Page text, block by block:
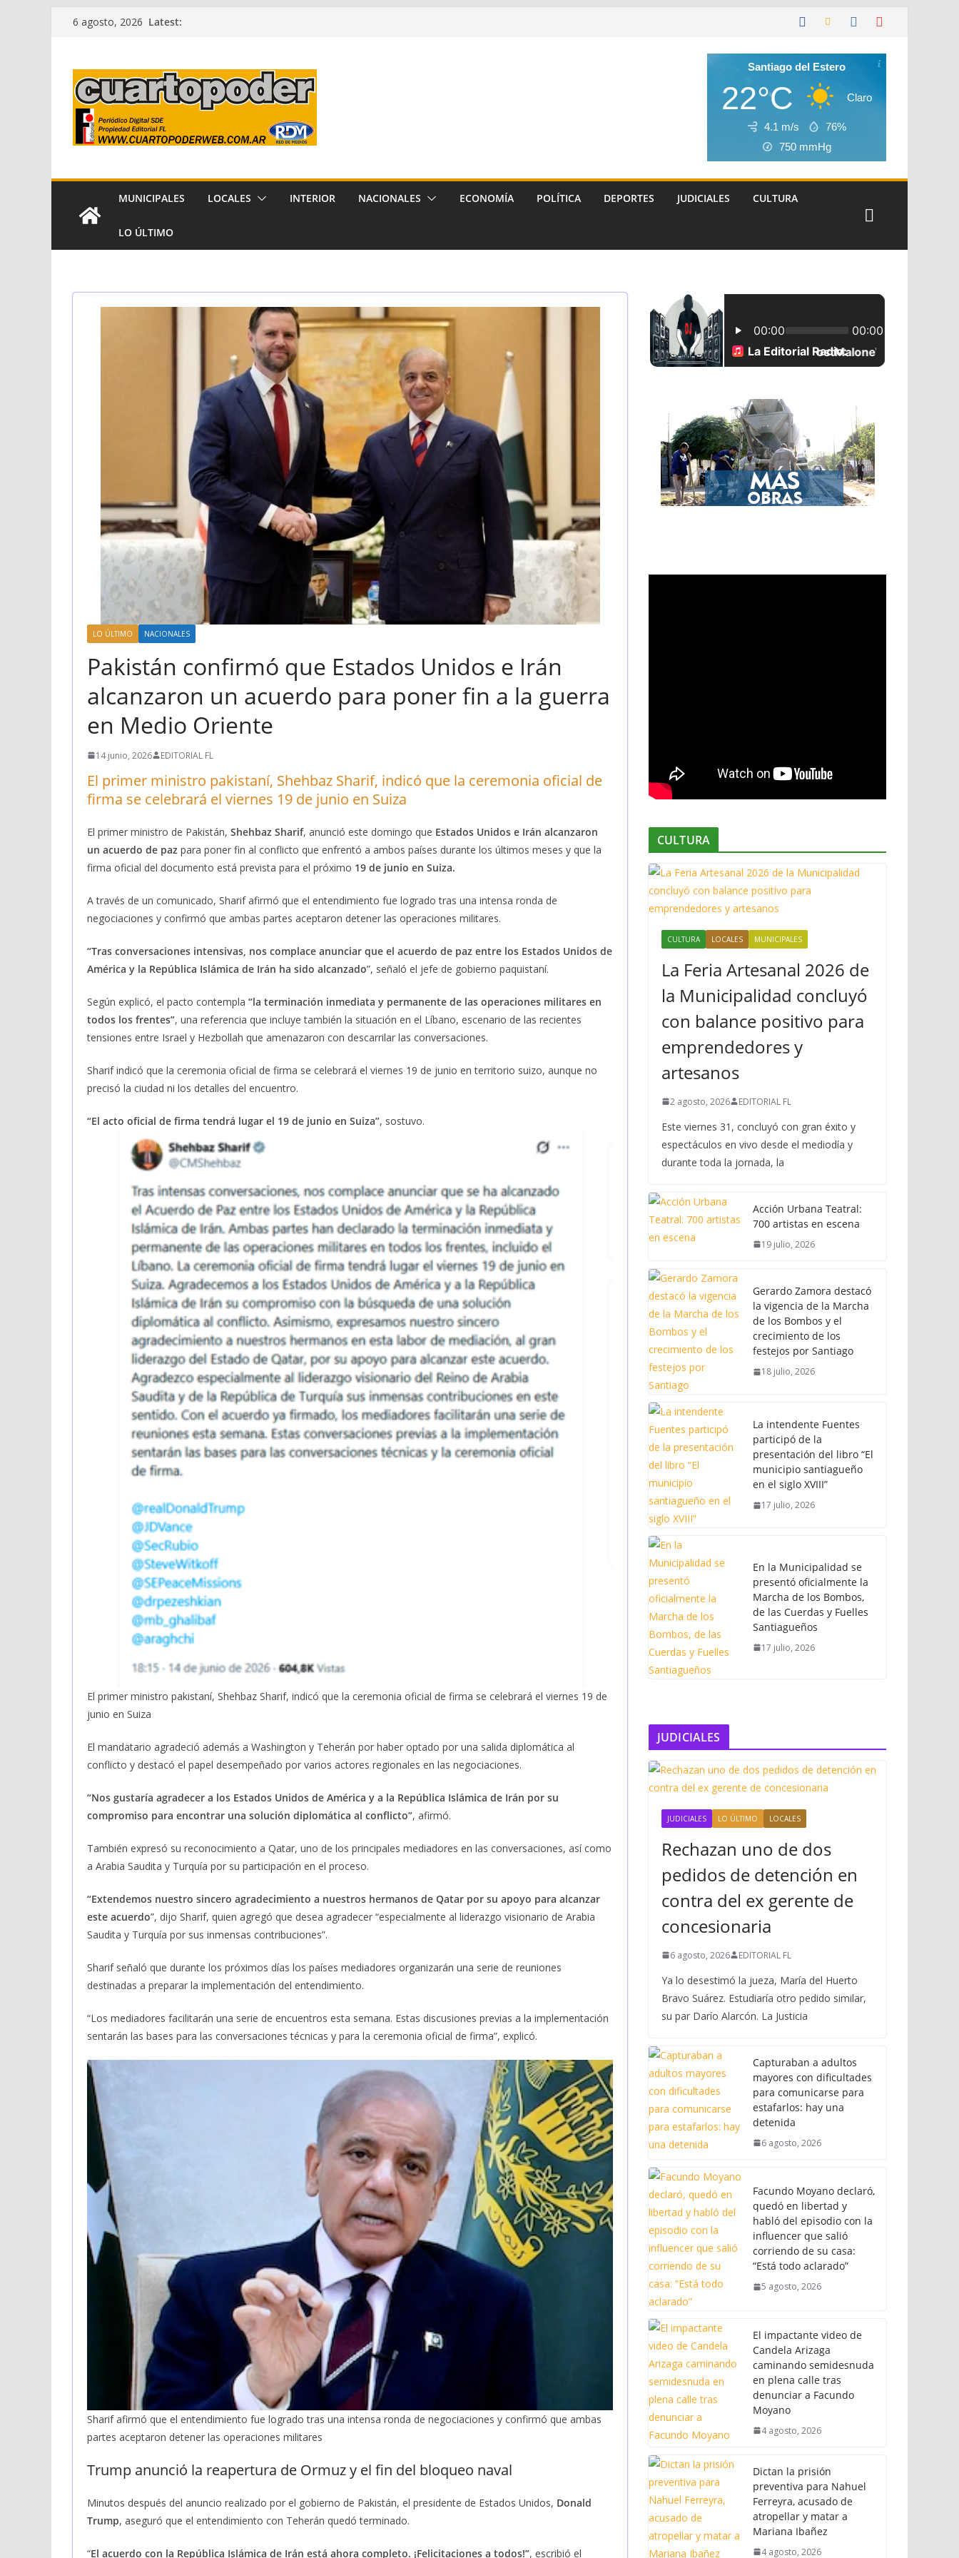
6 agosto, 2026 Latest:
Santiago del Estero
22°C Claro
4.1 m/s
76%
750 mmHg
MUNICIPALES LOCALES INTERIOR NACIONALES ECONOMÍA POLÍTICA DEPORTES JUDICIALES CULTURA
LO ÚLTIMO
LO ÚLTIMO NACIONALES
Pakistán confirmó que Estados Unidos e Irán
alcanzaron un acuerdo para poner fin a la guerra
en Medio Oriente
14 junio, 2026 EDITORIAL FL
El primer ministro pakistaní, Shehbaz Sharif, indicó que la ceremonia oficial de
firma se celebrará el viernes 19 de junio en Suiza
El primer ministro de Pakistán, Shehbaz Sharif, anunció este domingo que Estados Unidos e Irán alcanzaron
un acuerdo de paz para poner fin al conflicto que enfrentó a ambos países durante los últimos meses y que la
firma oficial del documento está prevista para el próximo 19 de junio en Suiza.
A través de un comunicado, Sharif afirmó que el entendimiento fue logrado tras una intensa ronda de
negociaciones y confirmó que ambas partes aceptaron detener las operaciones militares.
“Tras conversaciones intensivas, nos complace anunciar que el acuerdo de paz entre los Estados Unidos de
América y la República Islámica de Irán ha sido alcanzado”, señaló el jefe de gobierno paquistaní.
Según explicó, el pacto contempla “la terminación inmediata y permanente de las operaciones militares en
todos los frentes”, una referencia que incluye también la situación en el Líbano, escenario de las recientes
tensiones entre Israel y Hezbollah que amenazaron con descarrilar las conversaciones.
Sharif indicó que la ceremonia oficial de firma se celebrará el viernes 19 de junio en territorio suizo, aunque no
precisó la ciudad ni los detalles del encuentro.
“El acto oficial de firma tendrá lugar el 19 de junio en Suiza”, sostuvo.
El primer ministro pakistaní, Shehbaz Sharif, indicó que la ceremonia oficial de firma se celebrará el viernes 19 de
junio en Suiza
El mandatario agradeció además a Washington y Teherán por haber optado por una salida diplomática al
conflicto y destacó el papel desempeñado por varios actores regionales en las negociaciones.
“Nos gustaría agradecer a los Estados Unidos de América y a la República Islámica de Irán por su
compromiso para encontrar una solución diplomática al conflicto”, afirmó.
También expresó su reconocimiento a Qatar, uno de los principales mediadores en las conversaciones, así como
a Arabia Saudita y Turquía por su participación en el proceso.
“Extendemos nuestro sincero agradecimiento a nuestros hermanos de Qatar por su apoyo para alcanzar
este acuerdo”, dijo Sharif, quien agregó que desea agradecer “especialmente al liderazgo visionario de Arabia
Saudita y Turquía por sus inmensas contribuciones”.
Sharif señaló que durante los próximos días los países mediadores organizarán una serie de reuniones
destinadas a preparar la implementación del entendimiento.
“Los mediadores facilitarán una serie de encuentros esta semana. Estas discusiones previas a la implementación
sentarán las bases para las conversaciones técnicas y para la ceremonia oficial de firma”, explicó.
Sharif afirmó que el entendimiento fue logrado tras una intensa ronda de negociaciones y confirmó que ambas
partes aceptaron detener las operaciones militares
Trump anunció la reapertura de Ormuz y el fin del bloqueo naval
Minutos después del anuncio realizado por el gobierno de Pakistán, el presidente de Estados Unidos, Donald
Trump, aseguró que el entendimiento con Teherán quedó terminado.
“El acuerdo con la República Islámica de Irán está ahora completo. ¡Felicitaciones a todos!”, escribió el
CULTURA
CULTURA LOCALES MUNICIPALES
La Feria Artesanal 2026 de
la Municipalidad concluyó
con balance positivo para
emprendedores y
artesanos
2 agosto, 2026 EDITORIAL FL
Este viernes 31, concluyó con gran éxito y
espectáculos en vivo desde el mediodía y
durante toda la jornada, la
Acción Urbana Teatral:
700 artistas en escena
19 julio, 2026
Gerardo Zamora destacó
la vigencia de la Marcha
de los Bombos y el
crecimiento de los
festejos por Santiago
18 julio, 2026
La intendente Fuentes
participó de la
presentación del libro “El
municipio santiagueño
en el siglo XVIII”
17 julio, 2026
En la Municipalidad se
presentó oficialmente la
Marcha de los Bombos,
de las Cuerdas y Fuelles
Santiagueños
17 julio, 2026
JUDICIALES
JUDICIALES LO ÚLTIMO LOCALES
Rechazan uno de dos
pedidos de detención en
contra del ex gerente de
concesionaria
6 agosto, 2026 EDITORIAL FL
Ya lo desestimó la jueza, María del Huerto
Bravo Suárez. Estudiaría otro pedido similar,
su par Darío Alarcón. La Justicia
Capturaban a adultos
mayores con dificultades
para comunicarse para
estafarlos: hay una
detenida
6 agosto, 2026
Facundo Moyano declaró,
quedó en libertad y
habló del episodio con la
influencer que salió
corriendo de su casa:
“Está todo aclarado”
5 agosto, 2026
El impactante video de
Candela Arizaga
caminando semidesnuda
en plena calle tras
denunciar a Facundo
Moyano
4 agosto, 2026
Dictan la prisión
preventiva para Nahuel
Ferreyra, acusado de
atropellar y matar a
Mariana Ibañez
4 agosto, 2026